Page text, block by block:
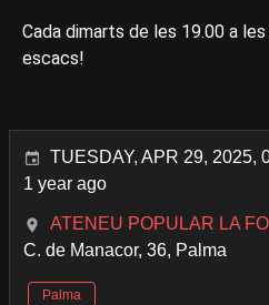
Cada dimarts de les 19.00 a
escacs!
TUESDAY, APR 29, 2025,
1 year ago
ATENEU POPULAR LA
C. de Manacor, 36, Palma
Palma